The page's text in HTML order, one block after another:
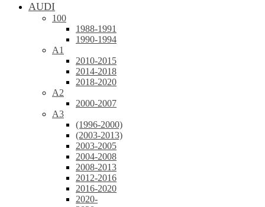
AUDI
100
1988-1991
1990-1994
A1
2010-2015
2014-2018
2018-2020
A2
2000-2007
A3
(1996-2000)
(2003-2013)
2003-2005
2004-2008
2008-2013
2012-2016
2016-2020
2020-